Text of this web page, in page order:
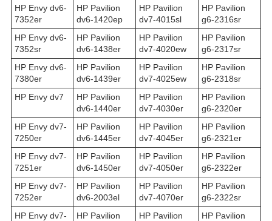
HP Envy dv6-
7352er
HP Pavilion
dv6-1420ep
HP Pavilion
dv7-4015sl
HP Pavilion
g6-2316sr
HP Envy dv6-
7352sr
HP Pavilion
dv6-1438er
HP Pavilion
dv7-4020ew
HP Pavilion
g6-2317sr
HP Envy dv6-
7380er
HP Pavilion
dv6-1439er
HP Pavilion
dv7-4025ew
HP Pavilion
g6-2318sr
HP Envy dv7
HP Pavilion
dv6-1440er
HP Pavilion
dv7-4030er
HP Pavilion
g6-2320er
HP Envy dv7-
7250er
HP Pavilion
dv6-1445er
HP Pavilion
dv7-4045er
HP Pavilion
g6-2321er
HP Envy dv7-
7251er
HP Pavilion
dv6-1450er
HP Pavilion
dv7-4050er
HP Pavilion
g6-2322er
HP Envy dv7-
7252er
HP Pavilion
dv6-2003el
HP Pavilion
dv7-4070er
HP Pavilion
g6-2322sr
HP Envy dv7-
HP Pavilion
HP Pavilion
HP Pavilion